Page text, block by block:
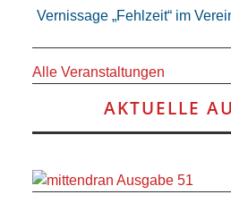
Vernissage „Fehlzeit“ im
Alle Veranstaltungen
AKTUELLE